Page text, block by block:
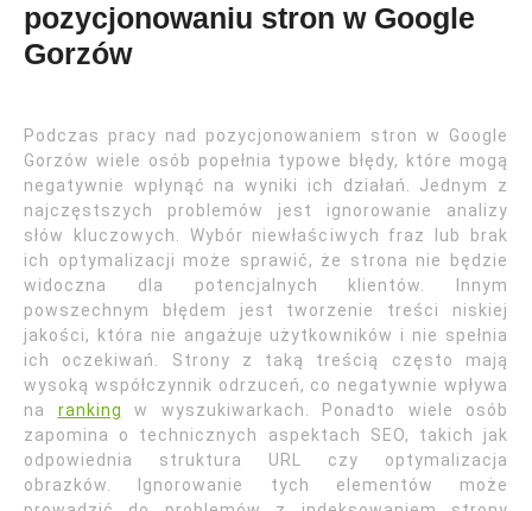
pozycjonowaniu stron w Google
Gorzów
Podczas pracy nad pozycjonowaniem stron w Google
Gorzów wiele osób popełnia typowe błędy, które mogą
negatywnie wpłynąć na wyniki ich działań. Jednym z
najczęstszych problemów jest ignorowanie analizy
słów kluczowych. Wybór niewłaściwych fraz lub brak
ich optymalizacji może sprawić, że strona nie będzie
widoczna dla potencjalnych klientów. Innym
powszechnym błędem jest tworzenie treści niskiej
jakości, która nie angażuje użytkowników i nie spełnia
ich oczekiwań. Strony z taką treścią często mają
wysoką współczynnik odrzuceń, co negatywnie wpływa
na ranking w wyszukiwarkach. Ponadto wiele osób
zapomina o technicznych aspektach SEO, takich jak
odpowiednia struktura URL czy optymalizacja
obrazków. Ignorowanie tych elementów może